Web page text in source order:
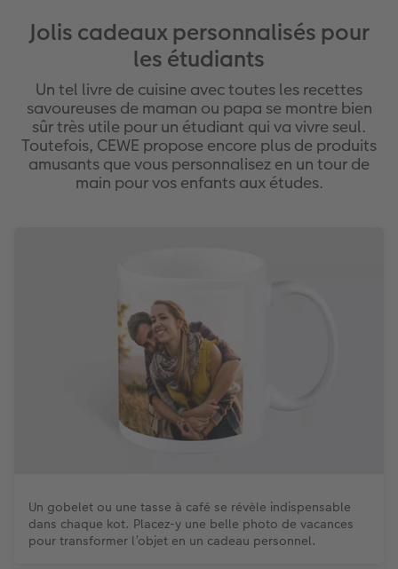
Jolis cadeaux personnalisés pour
les étudiants
Un tel livre de cuisine avec toutes les recettes
savoureuses de maman ou papa se montre bien
sûr très utile pour un étudiant qui va vivre seul.
Toutefois, CEWE propose encore plus de produits
amusants que vous personnalisez en un tour de
main pour vos enfants aux études.
Un gobelet ou une tasse à café se révèle indispensable
dans chaque kot. Placez-y une belle photo de vacances
pour transformer l’objet en un cadeau personnel.